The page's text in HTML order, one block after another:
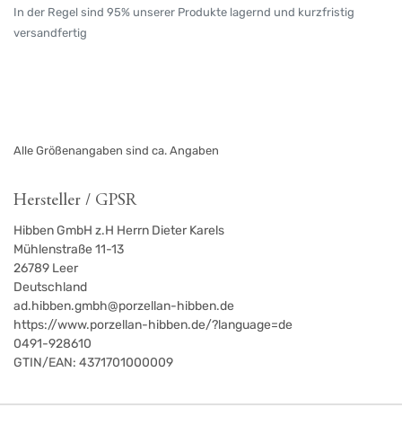
In der Regel sind 95% unserer Produkte lagernd und kurzfristig
versandfertig
Alle Größenangaben sind ca. Angaben
Hersteller / GPSR
Hibben GmbH z.H Herrn Dieter Karels
Mühlenstraße 11-13
26789 Leer
Deutschland
ad.hibben.gmbh@porzellan-hibben.de
https://www.porzellan-hibben.de/?language=de
0491-928610
GTIN/EAN: 4371701000009